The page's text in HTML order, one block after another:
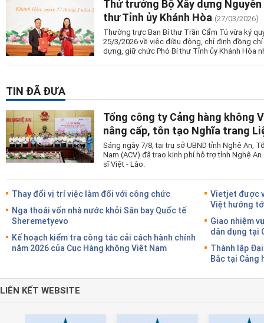
Thứ trưởng Bộ Xây dựng
thư Tỉnh ủy Khánh Hòa (27/03/2026)
Thường trực Ban Bí thư Trần Cẩm Tú vừa ký
25/3/2026 về việc điều động, chỉ định đồng
dựng, giữ chức Phó Bí thư Tỉnh ủy Khánh Hòa
TIN ĐÃ ĐƯA
Tổng công ty Cảng hàng không
nâng cấp, tôn tạo Nghĩa trang
Sáng ngày 7/8, tại trụ sở UBND tỉnh Nghệ An,
Nam (ACV) đã trao kinh phí hỗ trợ tỉnh Nghệ
sĩ Việt - Lào.
Thay đổi vị trí việc làm đối với công chức
Nga thoái vốn nhà nước khỏi Sân bay Quốc tế
Sheremetyevo
Kế hoạch kiểm tra công tác cải cách hành chính
năm 2026 của Cục Hàng không Việt Nam
Vietjet được
Việt hướng
Giao nhiệm
dân dụng tại
Thành lập
Bắc tại Cảng
LIÊN KẾT WEBSITE